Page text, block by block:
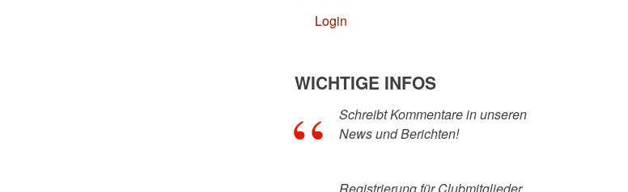
Login
WICHTIGE INFOS
Schreibt Kommentare in unseren
News und Berichten!